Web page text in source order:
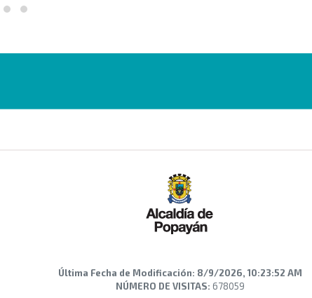
Última Fecha de Modificación: 8/9/2026, 10:23:52 AM
NÚMERO DE VISITAS: 678059